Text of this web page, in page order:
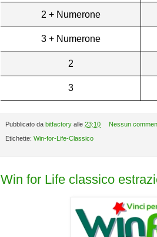
2 + Numerone
3 + Numerone
2
3
Pubblicato da bitfactory alle 23:10 Nessun
Etichette: Win-for-Life-Classico
Win for Life classico